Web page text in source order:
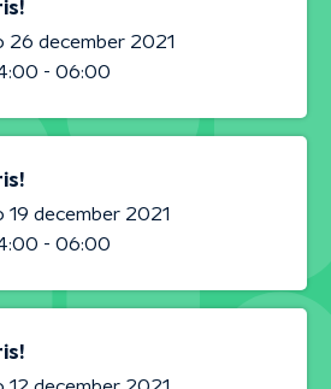
26 december 2021
- 06:00
19 december 2021
- 06:00